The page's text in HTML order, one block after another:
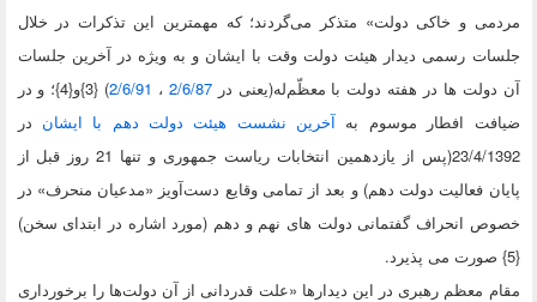
و خاكى دولت» متذکر می‌گردند؛ که مهمترین این تذکرات در خلال
رسمی دیدار هیئت دولت وقت با ایشان و به ویژه در آخرین جلسات
ها در هفته دولت با معظّم‌له(یعنی در2/6/87،2/6/91
) {3}و{4}؛ و در
افطار موسوم بهآخرین نشست هیئت دولت دهم با ایشان در
23/4/1392(پس از یازدهمین انتخابات ریاست جمهوری و تنها 21 روز قبل از
فعالیت دولت دهم) و بعد از تمامی وقایع دست‌آویز «مدعیان منحرف» در
انحراف گفتمانی دولت های نهم و دهم (مورد اشاره در ابتدای سخن)
معظم رهبری در این دیدارها «علت قدردانی از آن دولت‌ها را برخورداری